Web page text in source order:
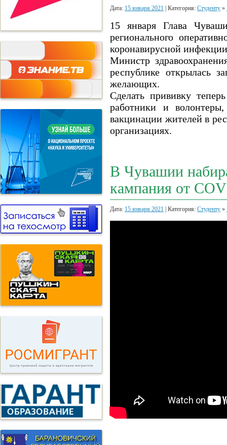
Дата: 15 января 2021 | Категория: Студенту »
15 января Глава
регионального
коронавирусной
Министр
республике открылась
желающих.
Сделать прививку
работники и
вакцинации жителей в
организациях.
В Чувашии
кампания от
Дата: 15 января 2021 | Категория: Студенту »